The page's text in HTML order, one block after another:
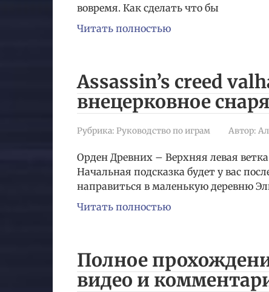
вовремя. Как сделать что бы
Читать полностью
Assassin’s creed
внецерковное
Рубрика: Руководство по играм Автор:
Орден Древних – Верхняя левая
Начальная подсказка будет у вас
направиться в маленькую деревню
Читать полностью
Полное
видео и